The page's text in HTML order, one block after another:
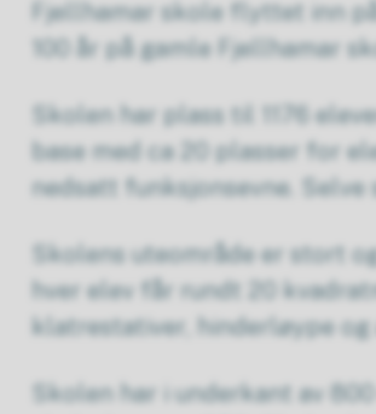
Fjellhamar skole flyttet inn
100 år på gamle Fjellhamar
Skolen har plass til 1176
base med ca 20 plasser for
nedsatt funksjonsevne. Selve
Skolens uteområde er stort
hver elev får rundt 20
klatrestativer, hinderløype og
Skolen har i underkant av